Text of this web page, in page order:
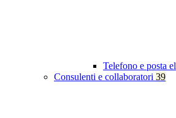
Telefono e posta
Consulenti e collaboratori 39